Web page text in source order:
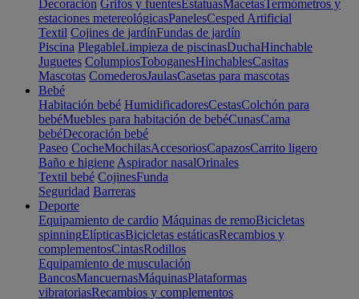
Decoración Grifos y fuentesEstatuasMacetasTermómetros y
estaciones metereológicasPanelesCesped Artificial
Textil Cojines de jardínFundas de jardín
Piscina PlegableLimpieza de piscinasDuchaHinchable
Juguetes ColumpiosToboganesHinchablesCasitas
Mascotas ComederosJaulasCasetas para mascotas
Bebé
Habitación bebé HumidificadoresCestasColchón para
bebéMuebles para habitación de bebéCunasCama
bebéDecoración bebé
Paseo CocheMochilasAccesoriosCapazosCarrito ligero
Baño e higiene Aspirador nasalOrinales
Textil bebé CojinesFunda
Seguridad Barreras
Deporte
Equipamiento de cardio Máquinas de remoBicicletas
spinningElípticasBicicletas estáticasRecambios y
complementosCintasRodillos
Equipamiento de musculación
BancosMancuernasMáquinasPlataformas
vibratoriasRecambios y complementos